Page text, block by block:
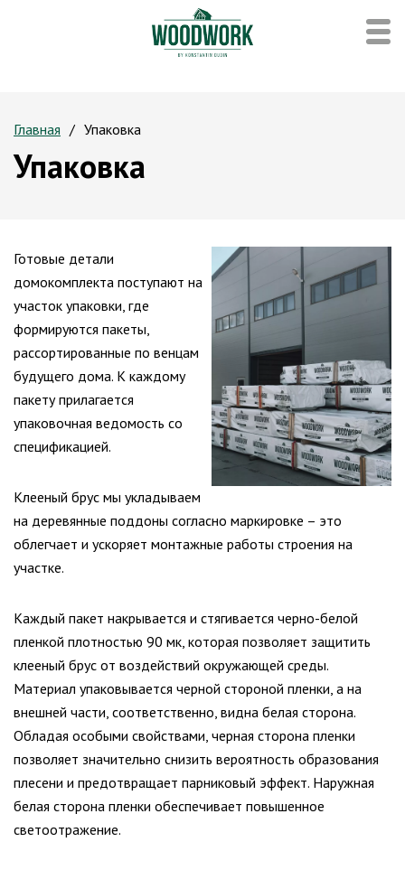
Главная Упаковка
Упаковка
Готовые детали
домокомплекта поступают на
участок упаковки, где
формируются пакеты,
рассортированные по венцам
будущего дома. К каждому
пакету прилагается
упаковочная ведомость со
спецификацией.
Клееный брус мы укладываем
на деревянные поддоны согласно маркировке – это
облегчает и ускоряет монтажные работы строения на
участке.
Каждый пакет накрывается и стягивается черно-белой
пленкой плотностью 90 мк, которая позволяет защитить
клееный брус от воздействий окружающей среды.
Материал упаковывается черной стороной пленки, а на
внешней части, соответственно, видна белая сторона.
Обладая особыми свойствами, черная сторона пленки
позволяет значительно снизить вероятность образования
плесени и предотвращает парниковый эффект. Наружная
белая сторона пленки обеспечивает повышенное
светоотражение.